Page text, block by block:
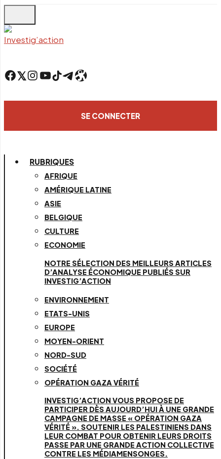
to
main
Facebook Twitter Instagram YouTube TikTok TelegramLien
SE CONNECTER
RUBRIQUES
AFRIQUE
AMÉRIQUE LATINE
ASIE
BELGIQUE
CULTURE
ECONOMIE
NOTRE SÉLECTION DES MEILLEURS ARTICLES
D’ANALYSE ÉCONOMIQUE PUBLIÉS SUR
INVESTIG’ACTION
ENVIRONNEMENT
ETATS-UNIS
EUROPE
MOYEN-ORIENT
NORD-SUD
SOCIÉTÉ
OPÉRATION GAZA VÉRITÉ
INVESTIG’ACTION VOUS PROPOSE DE
PARTICIPER DÈS AUJOURD’HUI À UNE GRANDE
CAMPAGNE DE MASSE « OPÉRATION GAZA
VÉRITÉ ». SOUTENIR LES PALESTINIENS DANS
LEUR COMBAT POUR OBTENIR LEURS DROITS
PASSE PAR UNE GRANDE ACTION COLLECTIVE
CONTRE LES MÉDIAMENSONGES.